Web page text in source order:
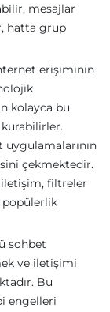
mesajlar
hatta grup
erişiminin
kolayca bu
uygulamalarının
çekmektedir.
iletişim, filtreler
popülerlik
sohbet
ve iletişimi
Bu
engelleri